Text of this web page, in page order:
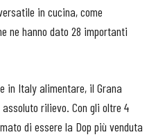
in cucina, come
ne hanno dato 28 importanti
in Italy alimentare, il Grana
rilievo. Con gli oltre 4
di essere la Dop più venduta